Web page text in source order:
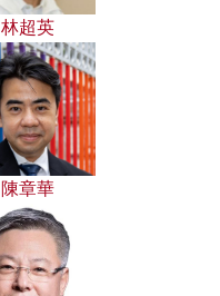
林超英
陳章華